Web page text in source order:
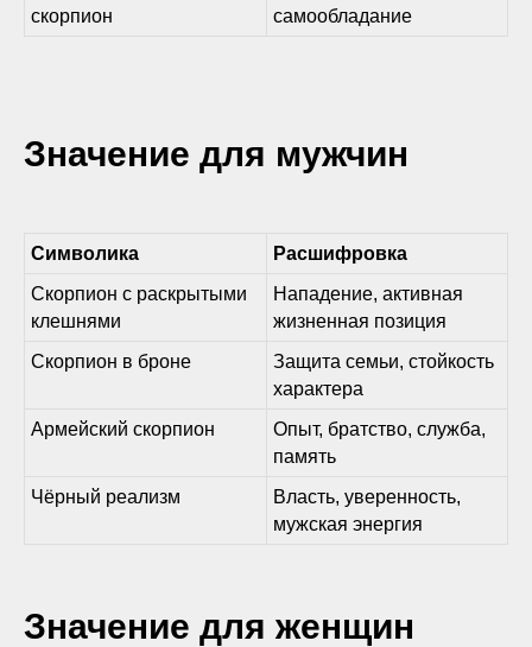
скорпион
самообладание
Значение для мужчин
Символика
Расшифровка
Скорпион с раскрытыми
клешнями
Нападение, активная
жизненная позиция
Скорпион в броне
Защита семьи, стойкость
характера
Армейский скорпион
Опыт, братство, служба,
память
Чёрный реализм
Власть, уверенность,
мужская энергия
Значение для женщин